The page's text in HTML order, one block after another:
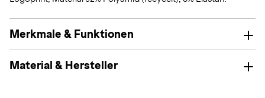
Merkmale & Funktionen
Material & Hersteller